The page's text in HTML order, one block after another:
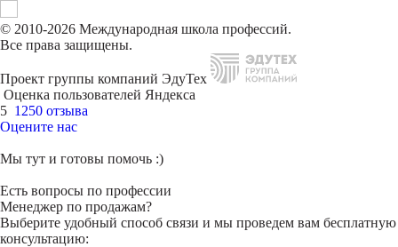
© 2010-2026 Международная школа профессий.
Все права защищены.
Проект группы компаний ЭдуТех
Оценка пользователей Яндекса
5 1250 отзыва
Оцените нас
Мы тут и готовы помочь :)
Есть вопросы по профессии
Менеджер по продажам?
Выберите удобный способ связи и мы проведем вам бесплатную
консультацию: